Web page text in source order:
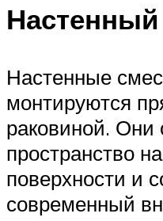
Настенные
монтируются
раковиной.
пространство
поверхности и
современный